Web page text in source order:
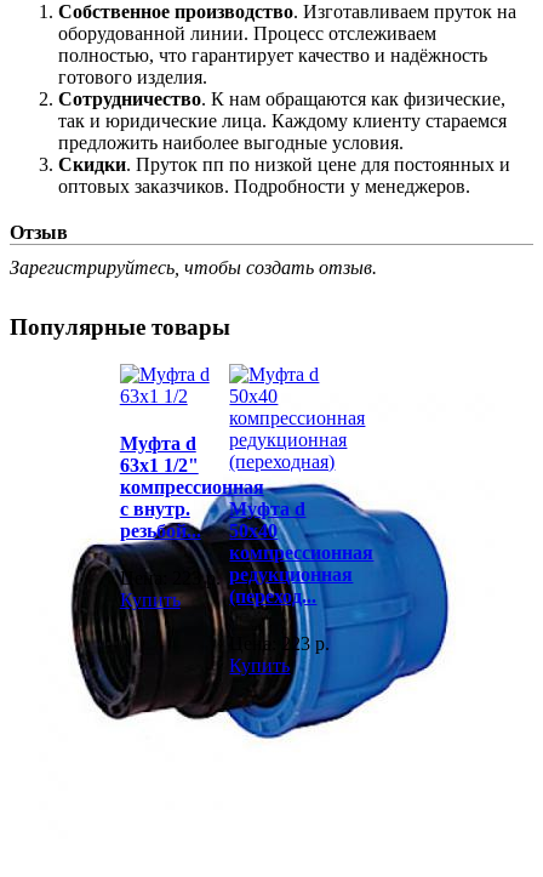
Собственное производство. Изготавливаем пруток на
оборудованной линии. Процесс отслеживаем
полностью, что гарантирует качество и надёжность
готового изделия.
Сотрудничество. К нам обращаются как физические,
так и юридические лица. Каждому клиенту стараемся
предложить наиболее выгодные условия.
Скидки. Пруток пп по низкой цене для постоянных и
оптовых заказчиков. Подробности у менеджеров.
Отзыв
Зарегистрируйтесь, чтобы создать отзыв.
Популярные товары
Муфта d
63x1 1/2"
компрессионная
с внутр.
резьбой...
Цена: 223р.
Купить
Муфта d
50x40
компрессионная
редукционная
(переход...
Цена: 223р.
Купить